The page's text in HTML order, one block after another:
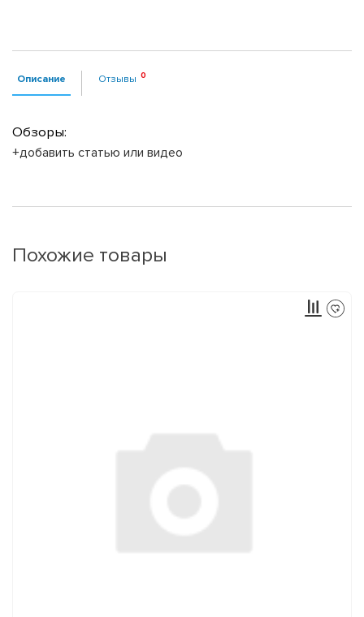
Описание Отзывы
Обзоры:
+добавить статью или видео
Похожие товары